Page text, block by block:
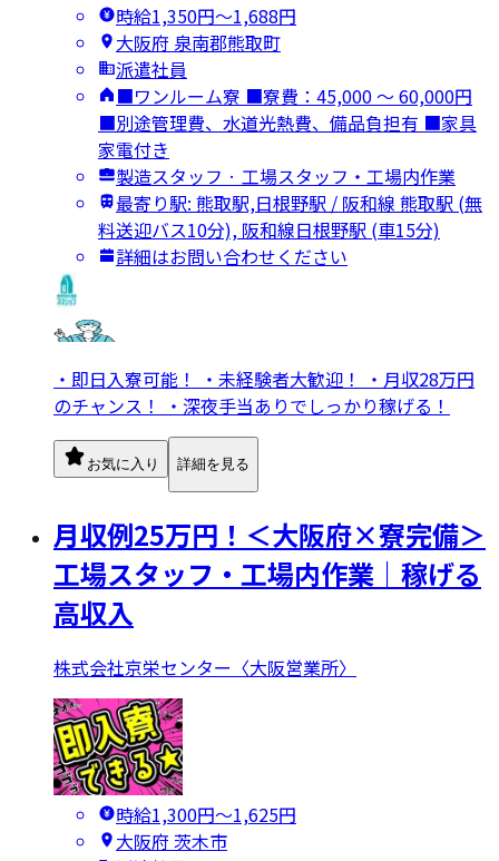
時給1,350円〜1,688円
大阪府 泉南郡熊取町
派遣社員
■ワンルーム寮 ■寮費：45,000 ～ 60,000円
■別途管理費、水道光熱費、備品負担有 ■家具
家電付き
製造スタッフ · 工場スタッフ・工場内作業
最寄り駅: 熊取駅,日根野駅 / 阪和線 熊取駅 (無
料送迎バス10分), 阪和線日根野駅 (車15分)
詳細はお問い合わせください
・即日入寮可能！ ・未経験者大歓迎！ ・月収28万円
のチャンス！ ・深夜手当ありでしっかり稼げる！
お気に入り 詳細を見る
月収例25万円！＜大阪府×寮完備＞
工場スタッフ・工場内作業｜稼げる
高収入
株式会社京栄センター〈大阪営業所〉
時給1,300円〜1,625円
大阪府 茨木市